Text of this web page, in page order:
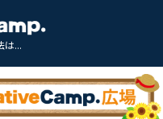
は...